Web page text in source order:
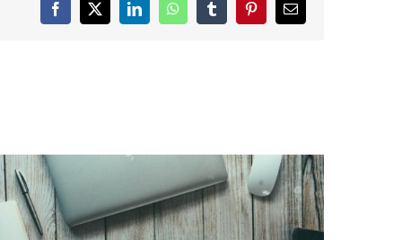
Facebook
X LinkedInWhatsAppTumblrPinterestEmail